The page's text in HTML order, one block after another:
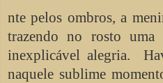
nte pelos ombros, a
trazendo no rosto uma
inexplicável alegria.
naquele sublime